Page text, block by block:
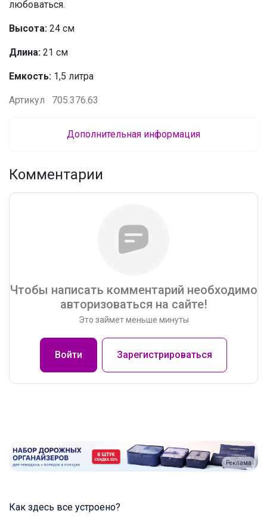
любоваться.
Высота: 24 см
Длина: 21 см
Емкость: 1,5 литра
Артикул 705.376.63
Дополнительная информация
Комментарии
Чтобы написать комментарий необходимо
авторизоваться на сайте!
Это займет меньше минуты
Войти Зарегистрироваться
Реклама
Как здесь все устроено?